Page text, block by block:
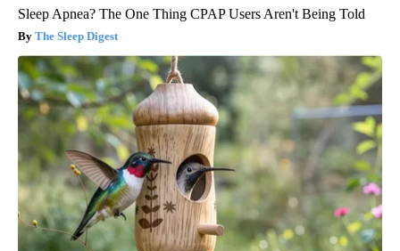
Sleep Apnea? The One Thing CPAP Users Aren't Being Told
The Sleep Digest